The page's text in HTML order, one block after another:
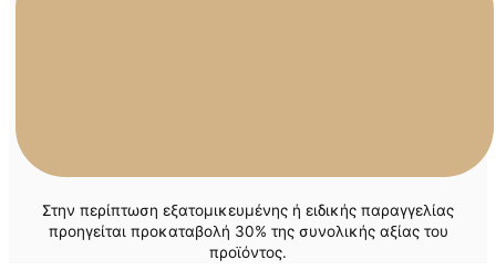
Στην περίπτωση εξατομικευμένης ή ειδικής παραγγελίας
προηγείται προκαταβολή 30% της συνολικής αξίας του
προϊόντος.